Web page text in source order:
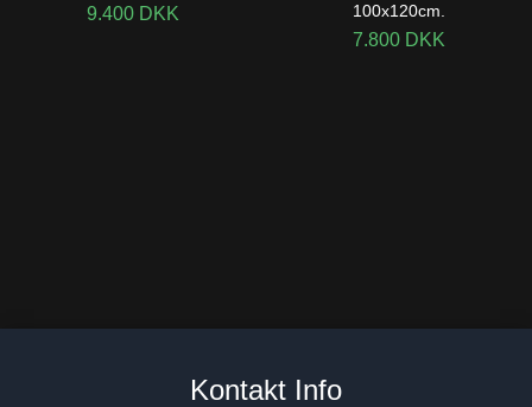
9.400 DKK
100x120cm.
7.800 DKK
1971. 80x120cm.Kontakt Info